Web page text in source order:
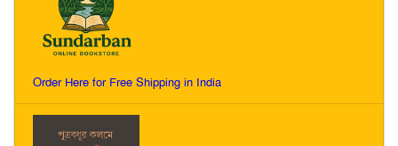
Order Here for Free Shipping in India